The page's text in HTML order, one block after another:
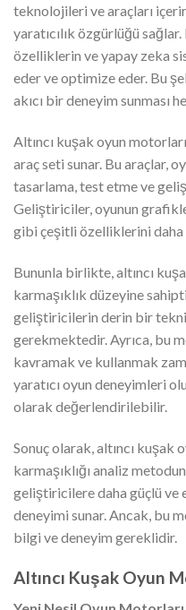
teknolojileri ve araçları
yaratıcılık özgürlüğü
özelliklerin ve yapay zeka
eder ve optimize eder. Bu
akıcı bir deneyim sunması
Altıncı kuşak oyun
araç seti sunar. Bu araçlar,
tasarlama, test etme ve
Geliştiriciler, oyunun
gibi çeşitli özelliklerini
Bununla birlikte, altıncı
karmaşıklık düzeyine
geliştiricilerin derin bir
gerekmektedir. Ayrıca, bu
kavramak ve kullanmak
yaratıcı oyun deneyimleri
olarak değerlendirilebilir.
Sonuç olarak, altıncı kuşak
karmaşıklığı analiz
geliştiricilere daha güçlü ve
deneyimi sunar. Ancak, bu
bilgi ve deneyim gereklidir.
Altıncı Kuşak Oyun